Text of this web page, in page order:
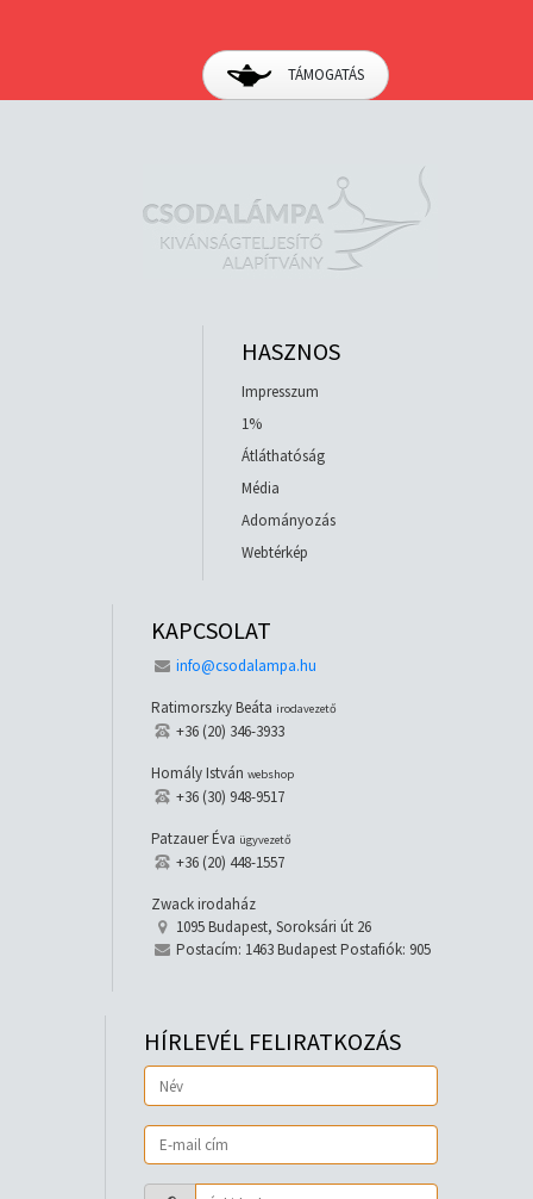
TÁMOGATÁS
HASZNOS
Impresszum
1%
Átláthatóság
Média
Adományozás
Webtérkép
KAPCSOLAT
info@csodalampa.hu
Ratimorszky Beáta irodavezető
+36 (20) 346-3933
Homály István webshop
+36 (30) 948-9517
Patzauer Éva ügyvezető
+36 (20) 448-1557
Zwack irodaház
1095 Budapest, Soroksári út 26
Postacím: 1463 Budapest Postafiók: 905
HÍRLEVÉL FELIRATKOZÁS